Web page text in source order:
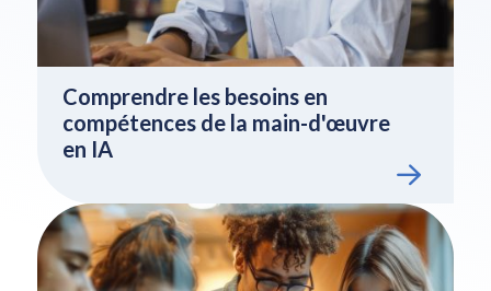
Comprendre les besoins en
compétences de la main-d'œuvre
en IA